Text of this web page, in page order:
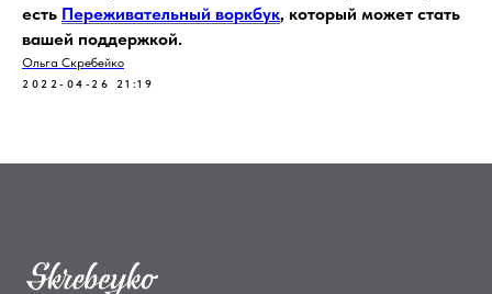
есть Переживательный воркбук, который может стать
вашей поддержкой.
Ольга Скребейко
2022-04-26 21:19